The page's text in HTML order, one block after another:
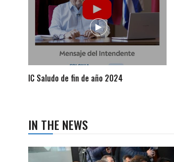
IC Saludo de fin de año 2024
IN THE NEWS